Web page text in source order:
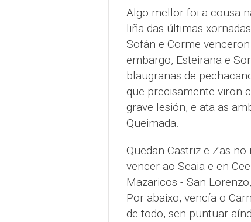
Algo mellor foi a cousa
liña das últimas
Sofán e Corme
embargo, Esteirana e
blaugranas de
que precisamente viron
grave lesión, e ata as
Queimada.
Quedan Castriz e Zas no
vencer ao Seaia e en
Mazaricos - San
Por abaixo, vencía o
de todo, sen puntuar